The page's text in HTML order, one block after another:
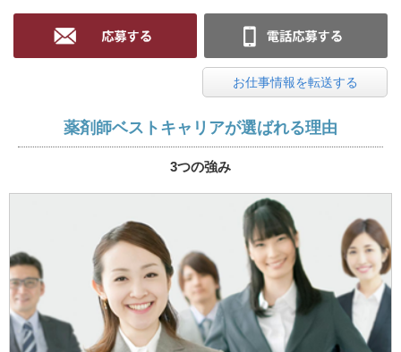
お仕事情報を転送する
薬剤師ベストキャリアが選ばれる理由
3つの強み